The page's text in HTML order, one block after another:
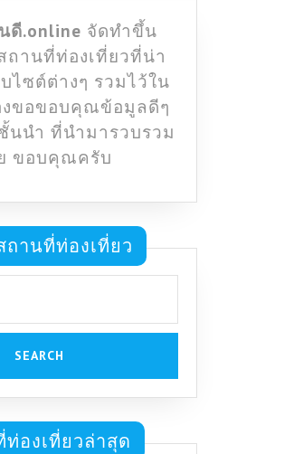
ดี.online จัดทำขึ้น
ถานที่ท่องเที่ยวที่น่า
ไซต์ต่างๆ รวมไว้ใน
งขอขอบคุณข้อมูลดีๆ
นนำ ที่นำมารวบรวม
ขอบคุณครับ
านที่ท่องเที่ยว
องเที่ยวล่าสุด